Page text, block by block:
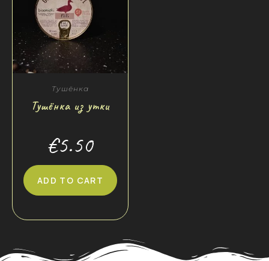
Тушёнка
Тушёнка из утки
€5.50
ADD TO CART